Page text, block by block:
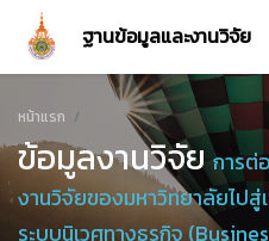
ฐานข้อมูลและงานวิจัย
หน้าแรก
ข้อมูลงานวิจัยการต่
งานวิจัยของมหาวิทยาลัยไป
ระบบนิเวศทางธุรกิจ